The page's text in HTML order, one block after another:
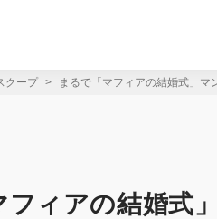
クープ まるで「マフィアの結婚式」マ
フィアの結婚式